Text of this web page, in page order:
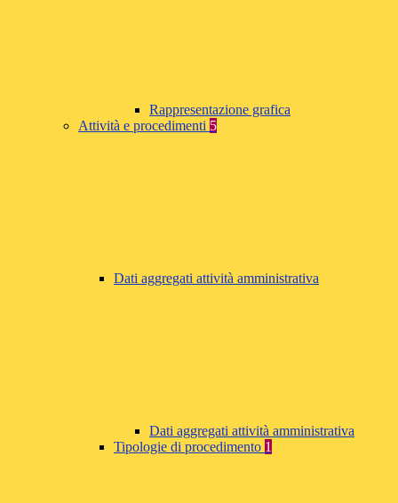
Rappresentazione grafica
Attività e procedimenti 5
Dati aggregati attività amministrativa
Dati aggregati attività amministrativa
Tipologie di procedimento 1